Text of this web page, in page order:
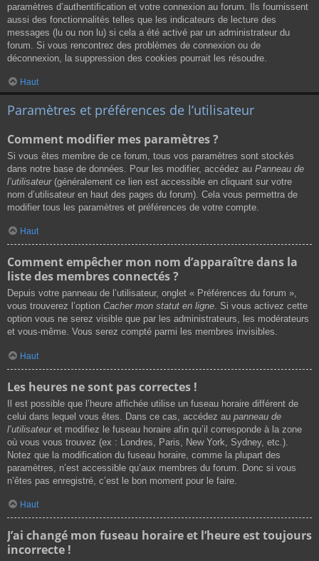
paramètres d’authentification et votre connexion au forum. Ils fournissent
aussi des fonctionnalités telles que les indicateurs de lecture des
messages (lu ou non lu) si cela a été activé par un administrateur du
forum. Si vous rencontrez des problèmes de connexion ou de
déconnexion, la suppression des cookies pourrait les résoudre.
Haut
Paramètres et préférences de l’utilisateur
Comment modifier mes paramètres ?
Si vous êtes membre de ce forum, tous vos paramètres sont stockés
dans notre base de données. Pour les modifier, accédez au Panneau de
l’utilisateur(généralement ce lien est accessible en cliquant sur votre
nom d’utilisateur en haut des pages du forum). Cela vous permettra de
modifier tous les paramètres et préférences de votre compte.
Haut
Comment empêcher mon nom d’apparaître dans la
liste des membres connectés ?
Depuis votre panneau de l’utilisateur, onglet « Préférences du forum »,
vous trouverez l’option Cacher mon statut en ligne. Si vous activez cette
option vous ne serez visible que par les administrateurs, les modérateurs
et vous-même. Vous serez compté parmi les membres invisibles.
Haut
Les heures ne sont pas correctes !
Il est possible que l’heure affichée utilise un fuseau horaire différent de
celui dans lequel vous êtes. Dans ce cas, accédez au panneau de
l’utilisateuret modifiez le fuseau horaire afin qu’il corresponde à la zone
où vous vous trouvez (ex : Londres, Paris, New York, Sydney, etc.).
Notez que la modification du fuseau horaire, comme la plupart des
paramètres, n’est accessible qu’aux membres du forum. Donc si vous
n’êtes pas enregistré, c’est le bon moment pour le faire.
Haut
J’ai changé mon fuseau horaire et l’heure est toujours
incorrecte !